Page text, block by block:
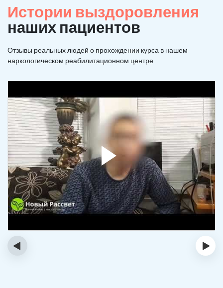
Истории выздоровления
наших пациентов
Отзывы реальных людей о прохождении курса в нашем
наркологическом реабилитационном центре
‹ ›